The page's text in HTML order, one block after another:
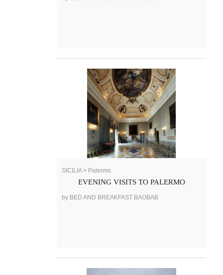
SICILIA > Palermo
EVENING VISITS TO PALERMO
by BED AND BREAKFAST BAOBAB